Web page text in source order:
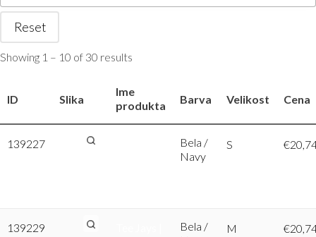
Reset
Showing 1 – 10 of 30 results
ID Slika
Ime
produkta
Barva Velikost Cena
139227
Bela /
Navy
S €
139229
Bela /
M €